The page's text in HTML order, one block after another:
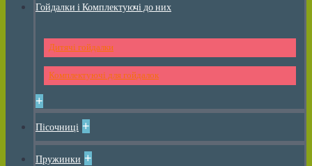
Гойдалки і Комплектуючі до них
Дитячі гойдалки
Комплектуючі для гойдалок
+
Пісочниці +
Пружинки +